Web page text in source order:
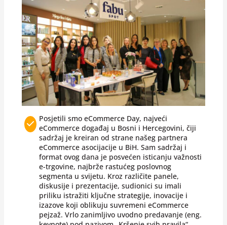
Posjetili smo eCommerce Day, najveći
eCommerce događaj u Bosni i Hercegovini, čiji
sadržaj je kreiran od strane našeg partnera
eCommerce asocijacije u BiH. Sam sadržaj i
format ovog dana je posvećen isticanju važnosti
e-trgovine, najbrže rastućeg poslovnog
segmenta u svijetu. Kroz različite panele,
diskusije i prezentacije, sudionici su imali
priliku istražiti ključne strategije, inovacije i
izazove koji oblikuju suvremeni eCommerce
pejzaž. Vrlo zanimljivo uvodno predavanje (eng.